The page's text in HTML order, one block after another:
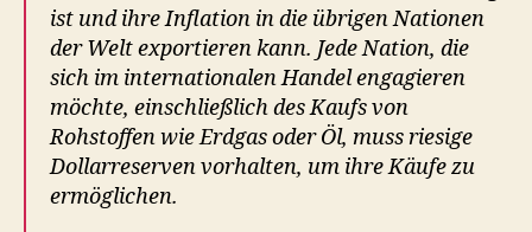
ist und ihre Inflation in die übrigen Nationen
der Welt exportieren kann. Jede Nation, die
sich im internationalen Handel engagieren
möchte, einschließlich des Kaufs von
Rohstoffen wie Erdgas oder Öl, muss riesige
Dollarreserven vorhalten, um ihre Käufe zu
ermöglichen.